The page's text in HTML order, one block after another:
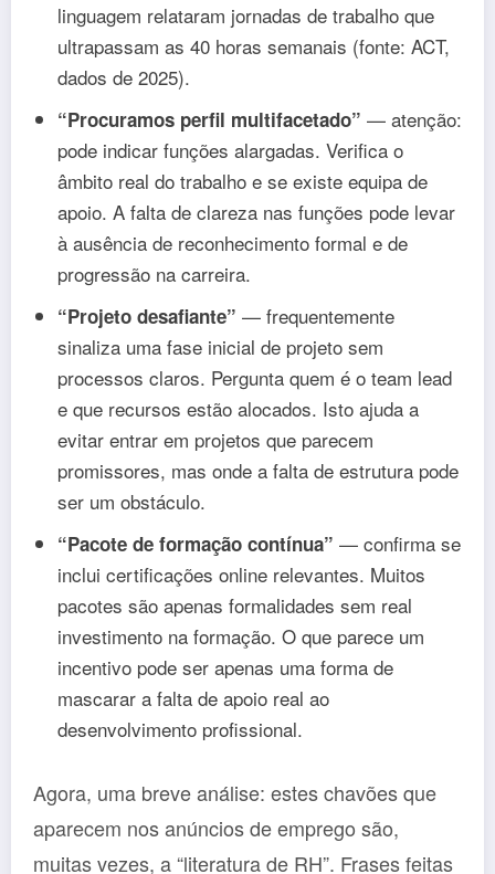
linguagem relataram jornadas de trabalho que
ultrapassam as 40 horas semanais (fonte: ACT,
dados de 2025).
“Procuramos perfil multifacetado” — atenção:
pode indicar funções alargadas. Verifica o
âmbito real do trabalho e se existe equipa de
apoio. A falta de clareza nas funções pode levar
à ausência de reconhecimento formal e de
progressão na carreira.
“Projeto desafiante” — frequentemente
sinaliza uma fase inicial de projeto sem
processos claros. Pergunta quem é o team lead
e que recursos estão alocados. Isto ajuda a
evitar entrar em projetos que parecem
promissores, mas onde a falta de estrutura pode
ser um obstáculo.
“Pacote de formação contínua” — confirma se
inclui certificações online relevantes. Muitos
pacotes são apenas formalidades sem real
investimento na formação. O que parece um
incentivo pode ser apenas uma forma de
mascarar a falta de apoio real ao
desenvolvimento profissional.
Agora, uma breve análise: estes chavões que
aparecem nos anúncios de emprego são,
muitas vezes, a “literatura de RH”. Frases feitas